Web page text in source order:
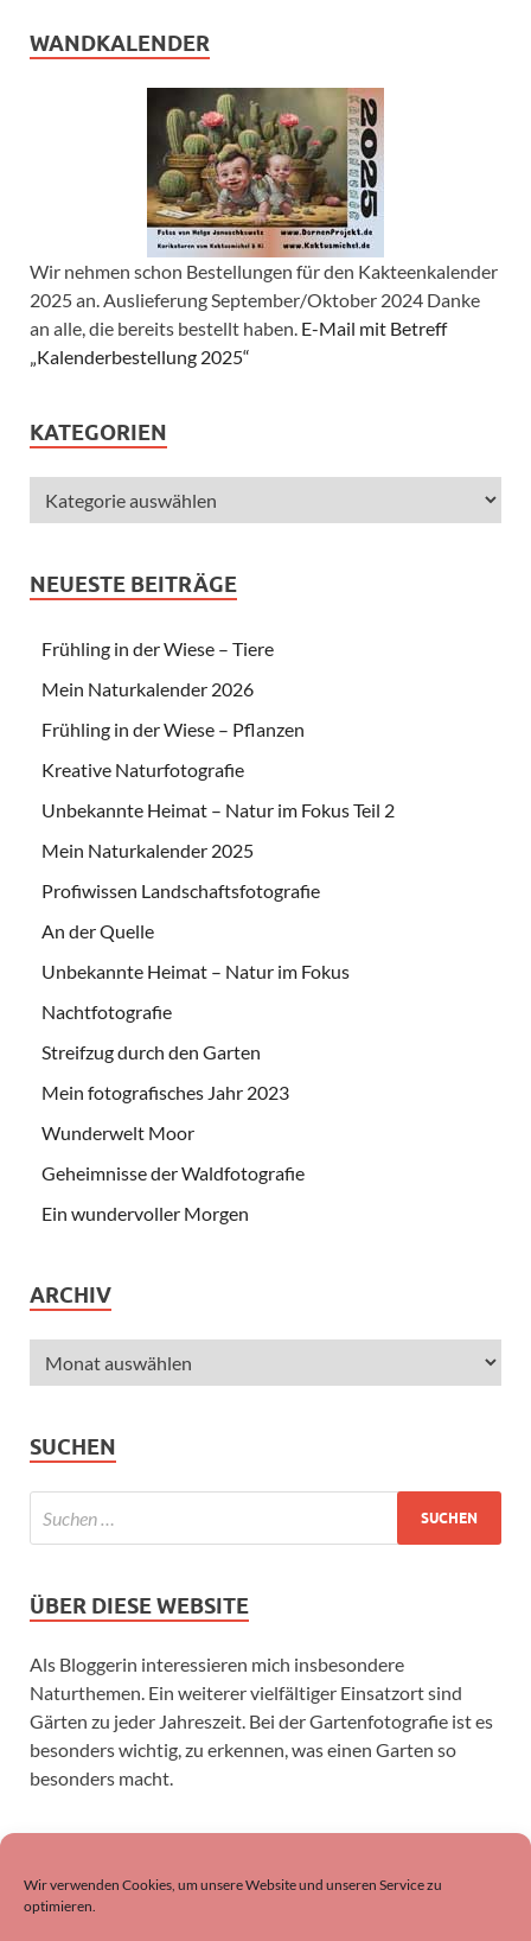
Wir verwenden Cookies, um unsere Website und unseren Service zu
optimieren.
WANDKALENDER
Wir nehmen schon Bestellungen für den Kakteenkalender
2025 an. Auslieferung September/Oktober 2024 Danke
an alle, die bereits bestellt haben. E-Mail mit Betreff
„Kalenderbestellung 2025“
KATEGORIEN
NEUESTE BEITRÄGE
Frühling in der Wiese – Tiere
Mein Naturkalender 2026
Frühling in der Wiese – Pflanzen
Kreative Naturfotografie
Unbekannte Heimat – Natur im Fokus Teil 2
Mein Naturkalender 2025
Profiwissen Landschaftsfotografie
An der Quelle
Unbekannte Heimat – Natur im Fokus
Nachtfotografie
Streifzug durch den Garten
Mein fotografisches Jahr 2023
Wunderwelt Moor
Geheimnisse der Waldfotografie
Ein wundervoller Morgen
ARCHIV
SUCHEN
ÜBER DIESE WEBSITE
Als Bloggerin interessieren mich insbesondere
Naturthemen. Ein weiterer vielfältiger Einsatzort sind
Gärten zu jeder Jahreszeit. Bei der Gartenfotografie ist es
besonders wichtig, zu erkennen, was einen Garten so
besonders macht.